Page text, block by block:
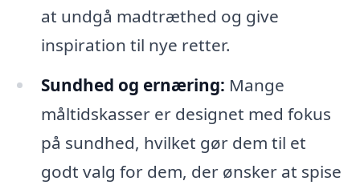
at undgå madtræthed og give
inspiration til nye retter.
Sundhed og ernæring: Mange
måltidskasser er designet med fokus
på sundhed, hvilket gør dem til et
godt valg for dem, der ønsker at spise